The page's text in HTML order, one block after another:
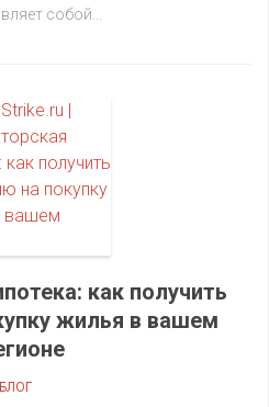
собой...
как получить
жилья в вашем
БЛОГ